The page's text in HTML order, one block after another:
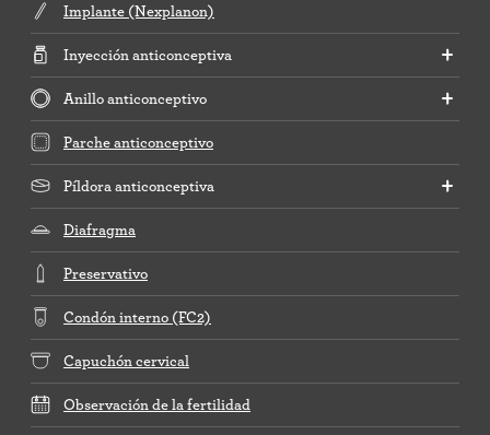
Implante (Nexplanon)
Inyección anticonceptiva
Anillo anticonceptivo
Parche anticonceptivo
Píldora anticonceptiva
Diafragma
Preservativo
Condón interno (FC2)
Capuchón cervical
Observación de la fertilidad